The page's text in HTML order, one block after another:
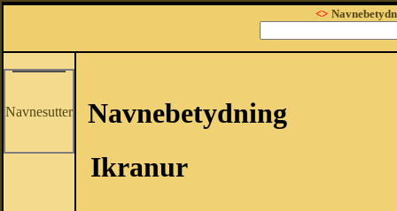
<>
Navnesutter
Navnebetydning
Ikranur